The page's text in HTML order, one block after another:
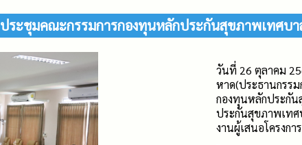
ประชุมคณะกรรมการกองทุนหลักประกันสุขภาพเทศบ
วันที่ 26 ตุลาคม
หาด(ประธานกรร
กองทุนหลักประกัน
ประกันสุขภาพเท
งานผู้เสนอโครงก